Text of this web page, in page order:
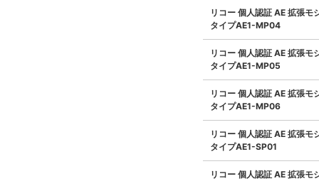
リコー 個人認証 AE 拡張モ
タイプAE1-MP04
リコー 個人認証 AE 拡張モ
タイプAE1-MP05
リコー 個人認証 AE 拡張モ
タイプAE1-MP06
リコー 個人認証 AE 拡張モ
タイプAE1-SP01
リコー 個人認証 AE 拡張モ